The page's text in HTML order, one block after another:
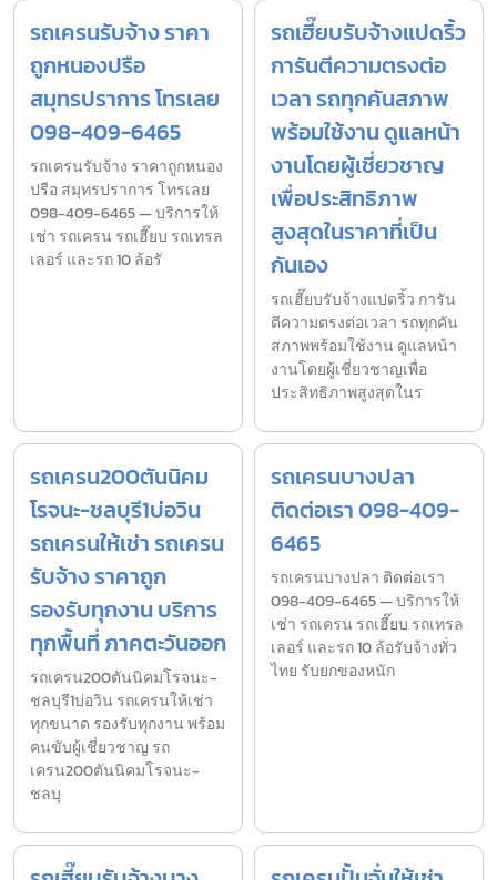
รถเครนรับจ้าง ราคา
ถูกหนองปรือ
สมุทรปราการ โทรเลย
098-409-6465
รถเครนรับจ้าง ราคาถูกหนอง
ปรือ สมุทรปราการ โทรเลย
098-409-6465 — บริการให้
เช่า รถเครน รถเฮี๊ยบ รถเทรล
เลอร์ และรถ 10 ล้อรั
รถเฮี๊ยบรับจ้างแปดริ้ว
การันตีความตรงต่อ
เวลา รถทุกคันสภาพ
พร้อมใช้งาน ดูแลหน้า
งานโดยผู้เชี่ยวชาญ
เพื่อประสิทธิภาพ
สูงสุดในราคาที่เป็น
กันเอง
รถเฮี๊ยบรับจ้างแปดริ้ว การัน
ตีความตรงต่อเวลา รถทุกคัน
สภาพพร้อมใช้งาน ดูแลหน้า
งานโดยผู้เชี่ยวชาญเพื่อ
ประสิทธิภาพสูงสุดในร
รถเครน200ตันนิคม
โรจนะ-ชลบุรี1บ่อวิน
รถเครนให้เช่า รถเครน
รับจ้าง ราคาถูก
รองรับทุกงาน บริการ
ทุกพื้นที่ ภาคตะวันออก
รถเครน200ตันนิคมโรจนะ-
ชลบุรี1บ่อวิน รถเครนให้เช่า
ทุกขนาด รองรับทุกงาน พร้อม
คนขับผู้เชี่ยวชาญ รถ
เครน200ตันนิคมโรจนะ-
ชลบุ
รถเครนบางปลา
ติดต่อเรา 098-409-
6465
รถเครนบางปลา ติดต่อเรา
098-409-6465 — บริการให้
เช่า รถเครน รถเฮี๊ยบ รถเทรล
เลอร์ และรถ 10 ล้อรับจ้างทั่ว
ไทย รับยกของหนัก